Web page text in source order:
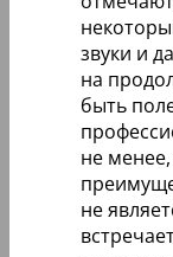
звуки и
на
быть
не
не